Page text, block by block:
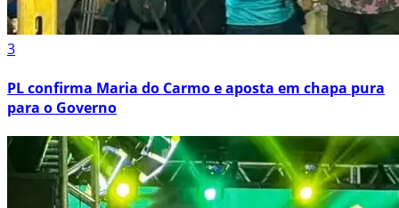
3
PL confirma Maria do Carmo e aposta em chapa pura
para o Governo